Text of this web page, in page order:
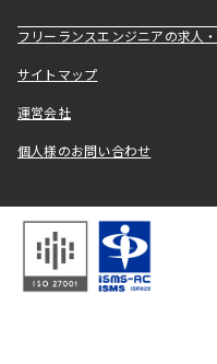
フリーランスエンジニアの求人
サイトマップ
運営会社
個人様のお問い合わせ